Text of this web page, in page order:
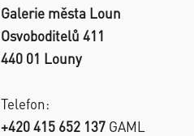
Galerie města Loun
Osvoboditelů 411
440 01 Louny
Telefon:
+420 415 652 137 GAML